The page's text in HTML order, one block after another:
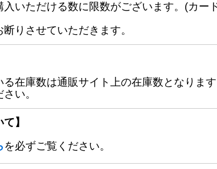
いただける数に限数がございます。(カー
りさせていただきます。
在庫数は通販サイト上の在庫数となりま
い。
】
を必ずご覧ください。